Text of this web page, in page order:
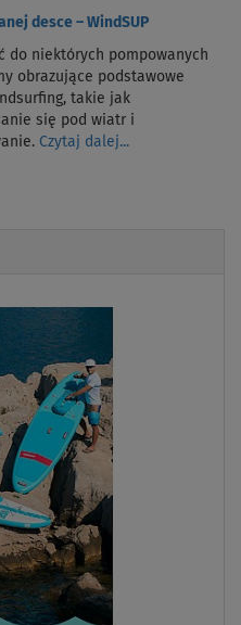
desce – WindSUP
do niektórych pompowanych
obrazujące podstawowe
takie jak
się pod wiatr i
Czytaj dalej...